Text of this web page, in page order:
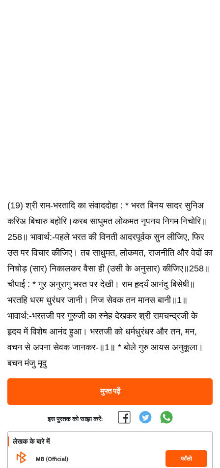
(19) श्री राम-भरतादि का संवाददोहा : * भरत बिनय सादर सुनिअ
करिअ बिचारु बहोरि।करब साधुमत लोकमत नृपनय निगम निचोरि॥
258॥ भावार्थ:-पहले भरत की विनती आदरपूर्वक सुन लीजिए, फिर
उस पर विचार कीजिए। तब साधुमत, लोकमत, राजनीति और वेदों का
निचोड़ (सार) निकालकर वैसा ही (उसी के अनुसार) कीजिए॥258॥
चौपाई : * गुर अनुरागु भरत पर देखी। राम हृदयँ आनंदु बिसेषी॥
भरतहि धरम धुरंधर जानी। निज सेवक तन मानस बानी॥1॥
भावार्थ:-भरतजी पर गुरुजी का स्नेह देखकर श्री रामचन्द्रजी के
हृदय में विशेष आनंद हुआ। भरतजी को धर्मधुरंधर और तन, मन,
वचन से अपना सेवक जानकर-॥1॥ * बोले गुरु आयस अनुकूला।
बचन मंजु मृदु
मुफ्त पढ़ें
इस पुस्तक को साझा करें:
लेखक के बारे में
MB (Official) फॉलो